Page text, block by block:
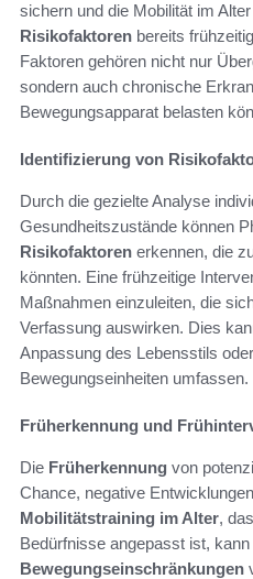
sichern und die Mobilität im
Risikofaktoren bereits
Faktoren gehören nicht nur
sondern auch chronische
Bewegungsapparat belasten
Identifizierung von
Durch die gezielte Analyse
Gesundheitszustände können
Risikofaktoren erkennen, die
könnten. Eine frühzeitige
Maßnahmen einzuleiten, die
Verfassung auswirken. Dies
Anpassung des Lebensstils
Bewegungseinheiten umfassen.
Früherkennung und
Die Früherkennung von
Chance, negative
Mobilitätstraining im Alter,
Bedürfnisse angepasst ist,
Bewegungseinschränkungen